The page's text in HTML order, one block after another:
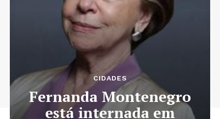
CIDADES
Fernanda Montenegro
está internada em